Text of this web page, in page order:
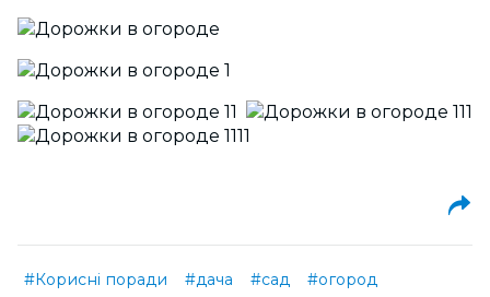
#Корисні поради #дача #сад
#огород